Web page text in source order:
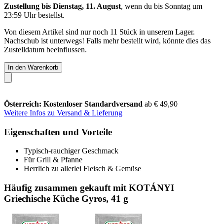
Zustellung bis Dienstag, 11. August, wenn du bis Sonntag um
23:59 Uhrbestellst.
Von diesem Artikel sind nur noch 11 Stück in unserem Lager.
Nachschub ist unterwegs! Falls mehr bestellt wird, könnte dies das
Zustelldatum beeinflussen.
In den Warenkorb
Österreich: Kostenloser Standardversand ab € 49,90
Weitere Infos zu Versand & Lieferung
Eigenschaften und Vorteile
Typisch-rauchiger Geschmack
Für Grill & Pfanne
Herrlich zu allerlei Fleisch & Gemüse
Häufig zusammen gekauft mit KOTÁNYI
Griechische Küche Gyros, 41 g